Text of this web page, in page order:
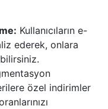
Kullanıcıların e-
ederek, onlara
özel indirimler